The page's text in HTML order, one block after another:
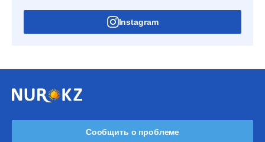
Instagram
Сообщить о проблеме